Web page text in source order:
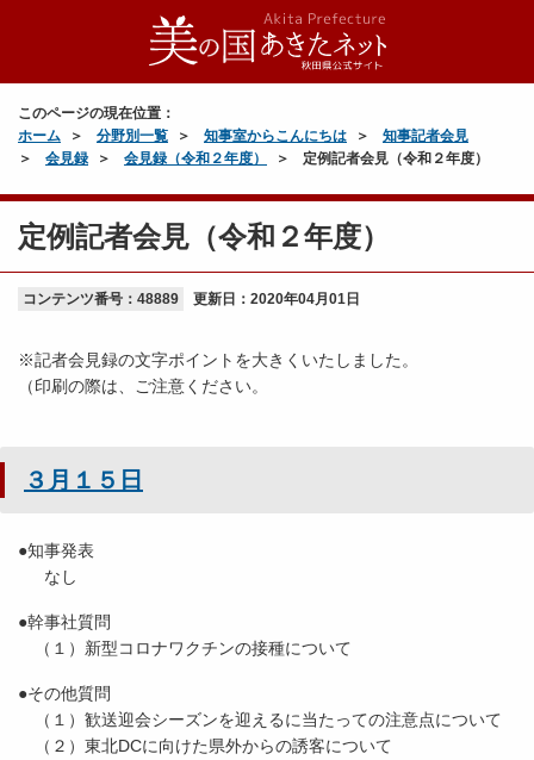
このページの現在位置：
ホーム
分野別一覧 知事室からこんにちは
知事記者会見
会見録
会見録（令和２年度） 定例記者会見（令和２年度）
定例記者会見（令和２年度）
コンテンツ番号：48889 更新日： 2020年04月01日
※記者会見録の文字ポイントを大きくいたしました。
（印刷の際は、ご注意ください。
３月１５日
●知事発表
なし
●幹事社質問
（１）新型コロナワクチンの接種について
●その他質問
（１）歓送迎会シーズンを迎えるに当たっての注意点について
（２）東北DCに向けた県外からの誘客について